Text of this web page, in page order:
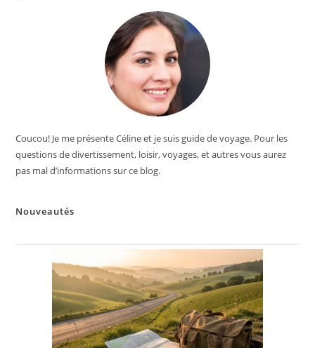
Coucou! Je me présente Céline et je suis guide de voyage. Pour les
questions de divertissement, loisir, voyages, et autres vous aurez
pas mal d’informations sur ce blog.
Nouveautés